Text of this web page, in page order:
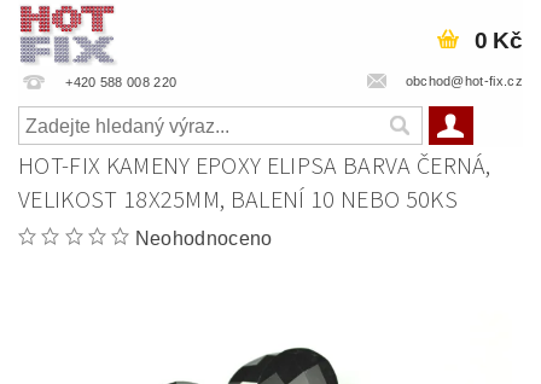
+420 588 008 220 obchod@hot-fix.cz
0 Kč
HOT-FIX KAMENY EPOXY ELIPSA BARVA ČERNÁ,
VELIKOST 18X25MM, BALENÍ 10 NEBO 50KS
Neohodnoceno